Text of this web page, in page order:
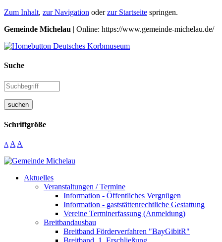
Zum Inhalt, zur Navigation oderzur Startseite springen.
Gemeinde Michelau | Online: https://www.gemeinde-michelau.de/
Suche
suchen
Schriftgröße
A A A
Aktuelles
Veranstaltungen / Termine
Information - Öffentliches Vergnügen
Information - gaststättenrechtliche Gestattung
Vereine Terminerfassung (Anmeldung)
Breitbandausbau
Breitband Förderverfahren "BayGibitR"
Breitband, 1. Erschließung